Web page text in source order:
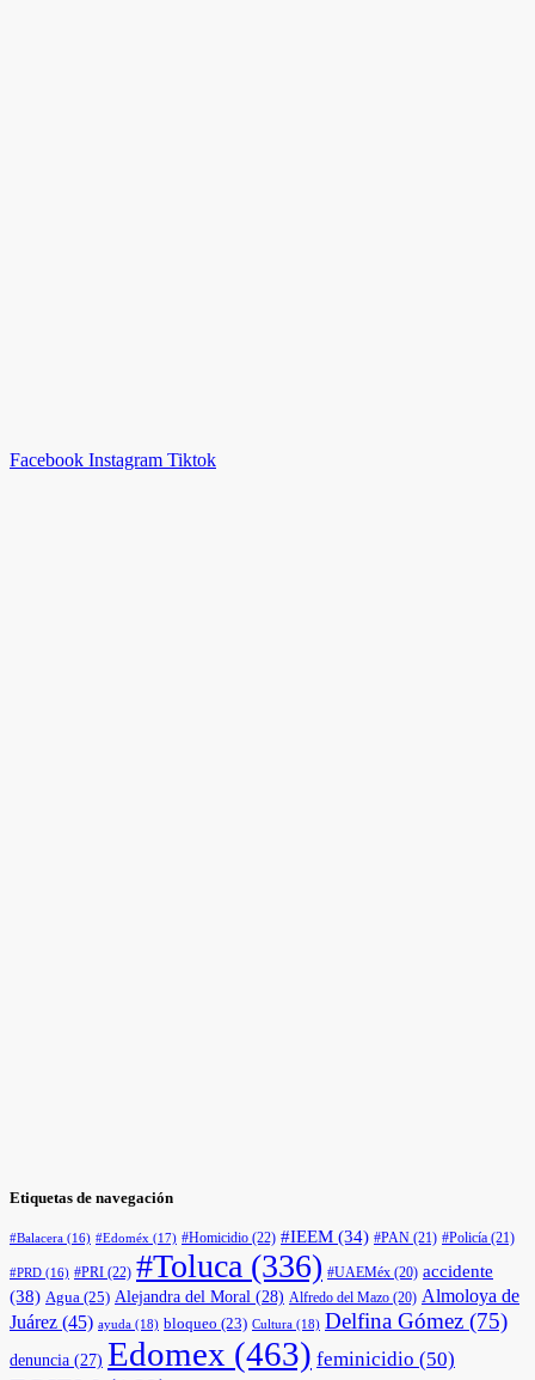
Facebook Instagram Tiktok
Etiquetas de navegación
#Balacera (16) #Edoméx (17) #Homicidio (22) #IEEM (34) #PAN (21) #Policía (21)
#PRD (16) #PRI (22) #Toluca (336) #UAEMéx (20) accidente
(38) Agua (25) Alejandra del Moral (28) Alfredo del Mazo (20) Almoloya de
Juárez (45) ayuda (18) bloqueo (23) Cultura (18) Delfina Gómez (75)
denuncia (27) Edomex (463) feminicidio (50)